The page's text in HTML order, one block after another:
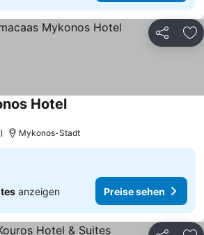
Teilen
HotelPreise sehen
Mykonos-Stadt
anzeigen Preise sehen